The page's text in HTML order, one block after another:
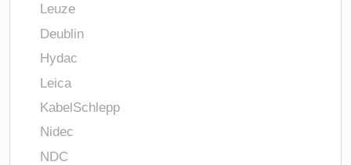
Leuze
Deublin
Hydac
Leica
KabelSchlepp
Nidec
NDC